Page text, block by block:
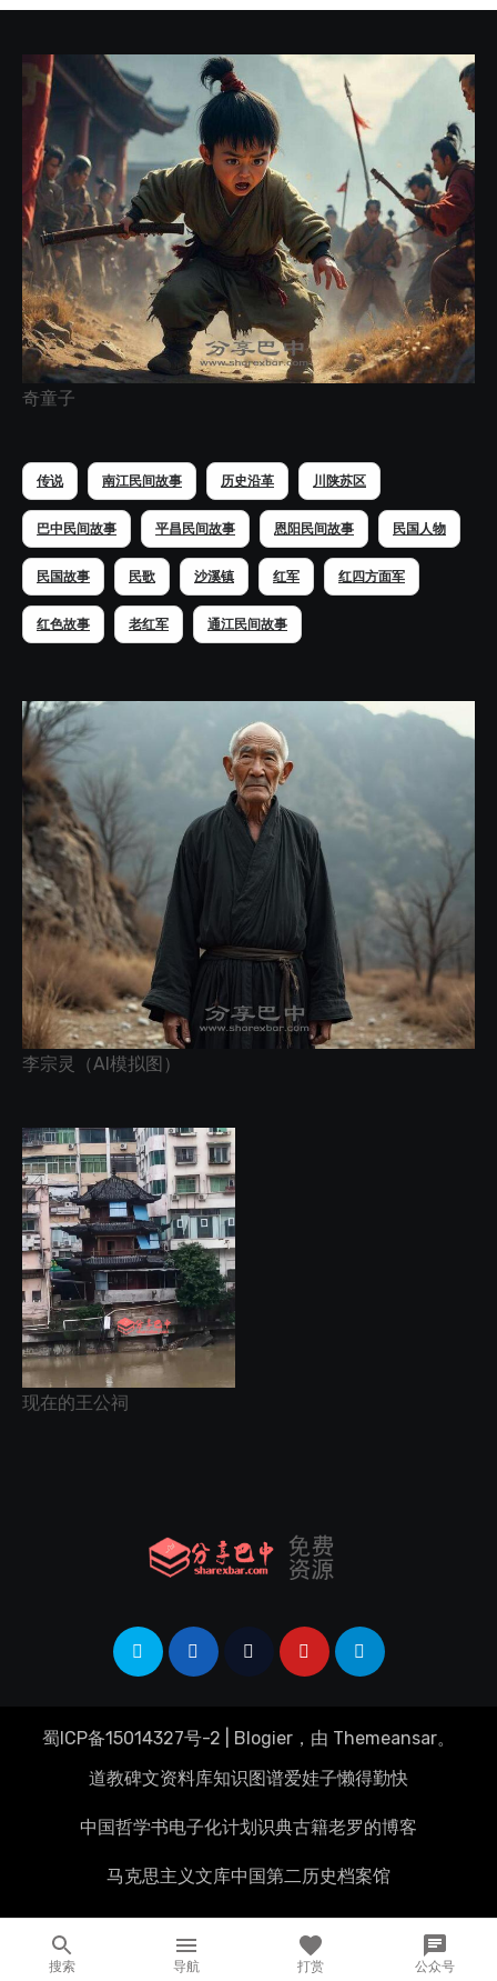
奇童子
传说 南江民间故事 历史沿革 川陕苏区
巴中民间故事 平昌民间故事 恩阳民间故事 民国人物
民国故事 民歌 沙溪镇 红军 红四方面军
红色故事 老红军 通江民间故事
李宗灵（AI模拟图）
现在的王公祠
蜀ICP备15014327号-2 Blogier ，由 Themeansar。
道教碑文资料库知识图谱爱娃子懒得勤快
中国哲学书电子化计划识典古籍老罗的博客
马克思主义文库中国第二历史档案馆
搜索 导航 打赏 公众号